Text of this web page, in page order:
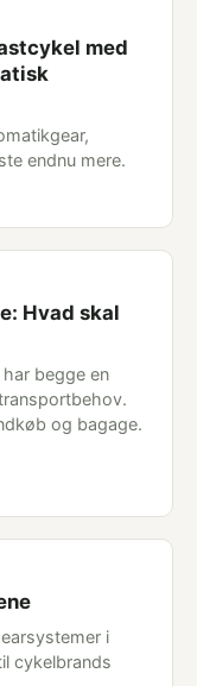
med
endnu mere.
Hvad skal
begge en
og bagage.
i
cykelbrands